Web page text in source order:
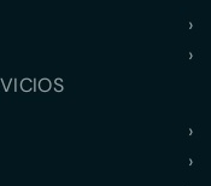
›
›
›
›